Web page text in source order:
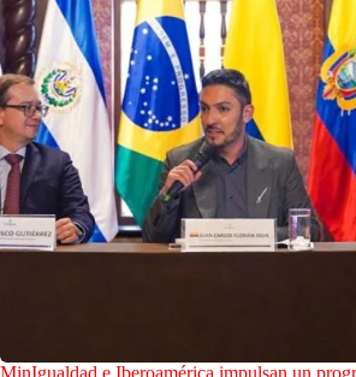
MinIgualdad e Iberoamérica impulsan un